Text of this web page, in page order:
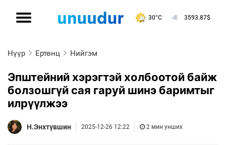
30°C 3593.87$
Нүүр Ертөнц Нийгэм
Эпштейний хэрэгтэй холбоотой байж
болзошгүй сая гаруй шинэ баримтыг
илрүүлжээ
Н.Энхтүвшин 2025-12-26 12:22 2 мин унших